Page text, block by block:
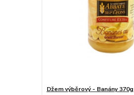
Džem výběrový - Banány 370g